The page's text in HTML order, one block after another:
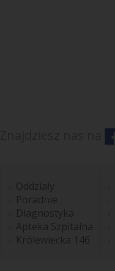
Oddziały
Poradnie
Diagnostyka
Apteka Szpitalna
Królewiecka 146